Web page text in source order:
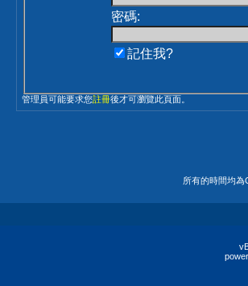
密碼:
記住我?
管理員可能要求您註冊後才可瀏覽此頁面。
所有的時間均為